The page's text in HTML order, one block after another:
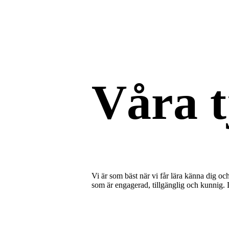
Våra
Vi är som bäst när vi får lära känna dig
som är engagerad, tillgänglig och kunnig.